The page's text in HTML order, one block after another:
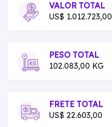
VALOR TOTAL
US$ 1.012.723,00
PESO TOTAL
102.083,00 KG
FRETE TOTAL
US$ 22.603,00